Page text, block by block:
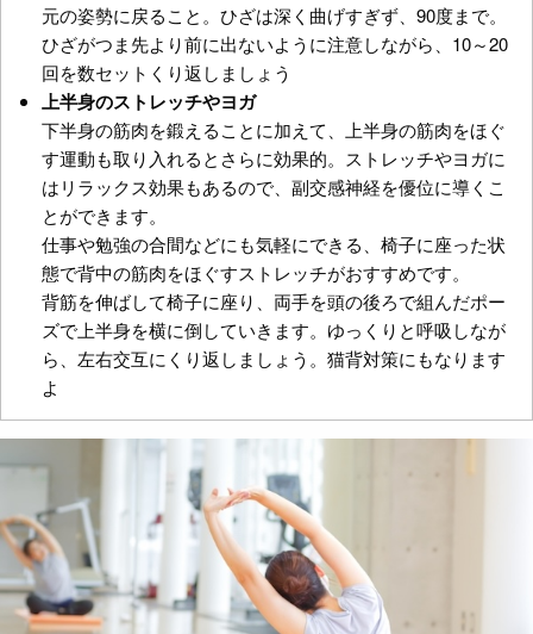
元の姿勢に戻ること。ひざは深く曲げすぎず、90度まで。
ひざがつま先より前に出ないように注意しながら、10～20
回を数セットくり返しましょう
上半身のストレッチやヨガ
下半身の筋肉を鍛えることに加えて、上半身の筋肉をほぐ
す運動も取り入れるとさらに効果的。ストレッチやヨガに
はリラックス効果もあるので、副交感神経を優位に導くこ
とができます。
仕事や勉強の合間などにも気軽にできる、椅子に座った状
態で背中の筋肉をほぐすストレッチがおすすめです。
背筋を伸ばして椅子に座り、両手を頭の後ろで組んだポー
ズで上半身を横に倒していきます。ゆっくりと呼吸しなが
ら、左右交互にくり返しましょう。猫背対策にもなります
よ